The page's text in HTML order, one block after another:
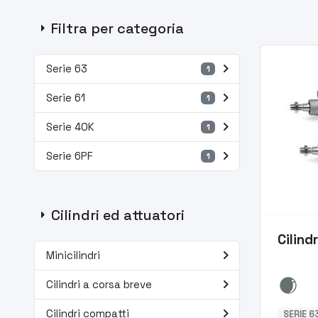
arrow_right Filtra per categoria
Serie 63 1 navigate_next
Serie 61 1 navigate_next
Serie 40K 1 navigate_next
Serie 6PF 1 navigate_next
arrow_right Cilindri ed attuatori
Minicilindri navigate_next
Cilindri a corsa breve navigate_next
Cilindri compatti navigate_next SERIE